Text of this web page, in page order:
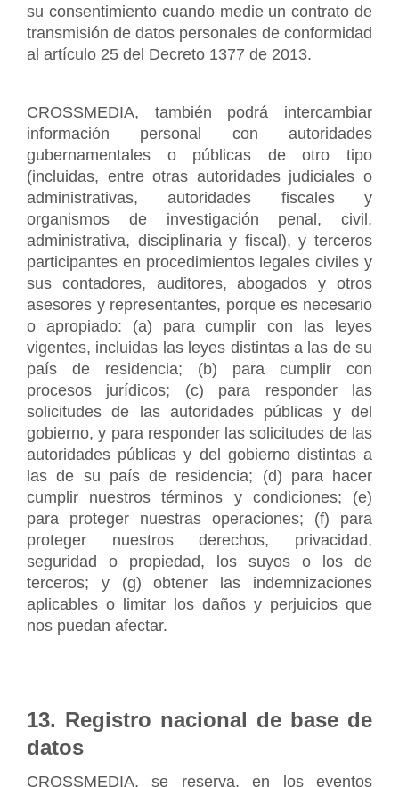
su consentimiento cuando medie un contrato de
transmisión de datos personales de conformidad
al artículo 25 del Decreto 1377 de 2013.
CROSSMEDIA, también podrá intercambiar
información personal con autoridades
gubernamentales o públicas de otro tipo
(incluidas, entre otras autoridades judiciales o
administrativas, autoridades fiscales y
organismos de investigación penal, civil,
administrativa, disciplinaria y fiscal), y terceros
participantes en procedimientos legales civiles y
sus contadores, auditores, abogados y otros
asesores y representantes, porque es necesario
o apropiado: (a) para cumplir con las leyes
vigentes, incluidas las leyes distintas a las de su
país de residencia; (b) para cumplir con
procesos jurídicos; (c) para responder las
solicitudes de las autoridades públicas y del
gobierno, y para responder las solicitudes de las
autoridades públicas y del gobierno distintas a
las de su país de residencia; (d) para hacer
cumplir nuestros términos y condiciones; (e)
para proteger nuestras operaciones; (f) para
proteger nuestros derechos, privacidad,
seguridad o propiedad, los suyos o los de
terceros; y (g) obtener las indemnizaciones
aplicables o limitar los daños y perjuicios que
nos puedan afectar.
13. Registro nacional de base de
datos
CROSSMEDIA, se reserva, en los eventos